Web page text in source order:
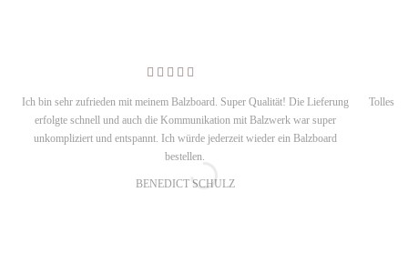
Ich bin sehr zufrieden mit meinem Balzboard. Super Qualität! Die Lieferung
erfolgte schnell und auch die Kommunikation mit Balzwerk war super
unkompliziert und entspannt. Ich würde jederzeit wieder ein Balzboard
bestellen.
BENEDICT SCHULZ
Tolles